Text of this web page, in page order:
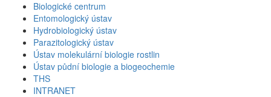
Biologické centrum
Entomologický ústav
Hydrobiologický ústav
Parazitologický ústav
Ústav molekulární biologie rostlin
Ústav půdní biologie a biogeochemie
THS
INTRANET